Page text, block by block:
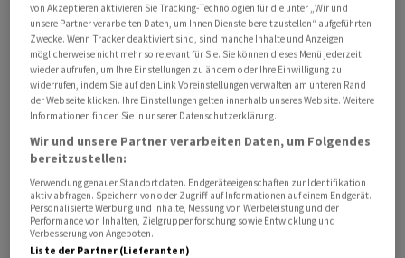
Die mit «awp international» gekennzeichneten
Meldungen stammen von unserer Partneragentur dpa-
AFX Wirtschaftsnachrichten GmbH, Frankfurt am Main.
Alle Meldungen werden mit journalistischer Sorgfalt
erarbeitet. Für Verzögerungen, Irrtümer, Fehler und
Unterlassungen wird jedoch keine Haftung
übernommen. Kopien, Nachdrucke oder sonstige
Vervielfältigungen bedürfen der Genehmigung von AWP.
Der News-Service enthält Meldungen, die mit Hilfe von
von Akzeptieren aktivieren Sie Tracking-Technologien für die unter „Wir und
unsere Partner verarbeiten Daten, um Ihnen Dienste bereitzustellen“ aufgeführten
Zwecke. Wenn Tracker deaktiviert sind, sind manche Inhalte und Anzeigen
möglicherweise nicht mehr so relevant für Sie. Sie können dieses Menü jederzeit
wieder aufrufen, um Ihre Einstellungen zu ändern oder Ihre Einwilligung zu
widerrufen, indem Sie auf den Link Voreinstellungen verwalten am unteren Rand
der Webseite klicken. Ihre Einstellungen gelten innerhalb unseres Website. Weitere
Informationen finden Sie in unserer Datenschutzerklärung.
Wir und unsere Partner verarbeiten Daten, um Folgendes
bereitzustellen:
Verwendung genauer Standortdaten. Endgeräteeigenschaften zur Identifikation
aktiv abfragen. Speichern von oder Zugriff auf Informationen auf einem Endgerät.
Personalisierte Werbung und Inhalte, Messung von Werbeleistung und der
Performance von Inhalten, Zielgruppenforschung sowie Entwicklung und
Verbesserung von Angeboten.
Liste der Partner (Lieferanten)